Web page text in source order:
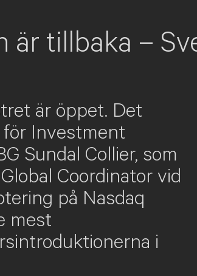
är tillbaka –
är öppet. Det
för Investment
Sundal Collier, som
Coordinator vid
på Nasdaq
mest
i